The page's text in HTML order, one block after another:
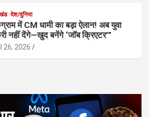
देश/दुनिया
में CM धामी का बड़ा ऐलान! अब युवा
नहीं देंगे—खुद बनेंगे ‘जॉब क्रिएटर’”
26, 2026